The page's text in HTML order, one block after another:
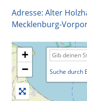
Adresse: Alter
Mecklenburg-
+
−
Suche durch